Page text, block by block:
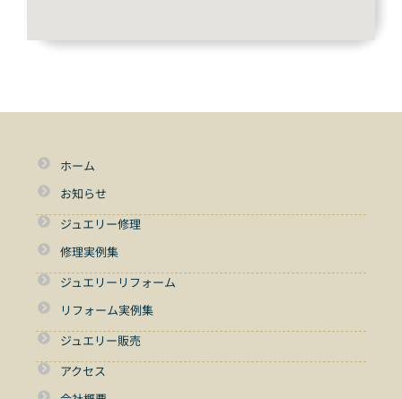
ホーム
お知らせ
ジュエリー修理
修理実例集
ジュエリーリフォーム
リフォーム実例集
ジュエリー販売
アクセス